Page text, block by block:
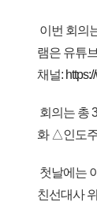
이번 회의
램은 유튜
채널:
회의는 총
화 △인도
첫날에는
친선대사